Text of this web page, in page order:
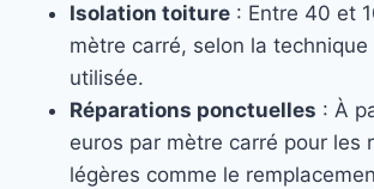
Isolation toiture : Entre 40 et
mètre carré, selon la technique
utilisée.
Réparations ponctuelles : À
euros par mètre carré pour les
légères comme le